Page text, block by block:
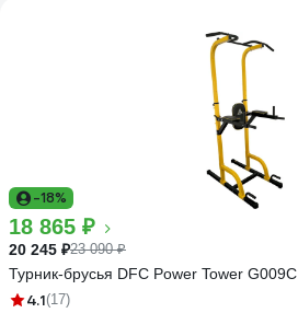
-18%
18 865 ₽
20 245 ₽23 090 ₽
Турник-брусья DFC Power Tower G009C
4.1(17)